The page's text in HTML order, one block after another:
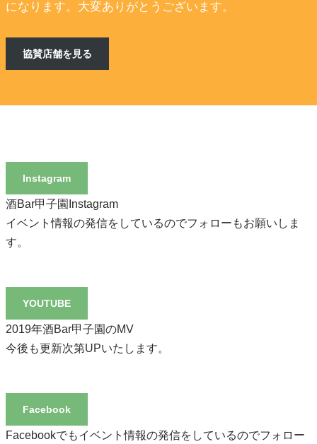
になります。大変ありがとうございます。
協賛店舗を見る
Instagram
酒Bar甲子園Instagram
イベント情報の発信をしているのでフォローもお願いしま
す。
YOUTUBE
2019年酒Bar甲子園のMV
今後も更新次第UPいたします。
Facebook
Facebookでもイベント情報の発信をしているのでフォロー